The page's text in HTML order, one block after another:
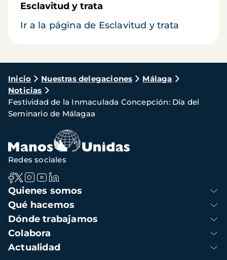
Esclavitud y trata
Ir a la página de Esclavitud y trata
Ruta
de
navegación
Inicio Nuestras delegaciones
Málaga
Noticias
Festividad de la Inmaculada Concepción: Día del
Seminario de Málagaa
Navegación
principal
Quienes somos
Qué hacemos
Dónde trabajamos
Colabora
Actualidad
Redes sociales